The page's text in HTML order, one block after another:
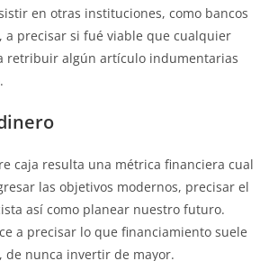
en otras instituciones, como bancos
a precisar si fué viable que cualquier
retribuir algún artículo indumentarias
caja resulta una métrica financiera cual
las objetivos modernos, precisar el
así­ como planear nuestro futuro.
a precisar lo que financiamiento suele
de nunca invertir de mayor.